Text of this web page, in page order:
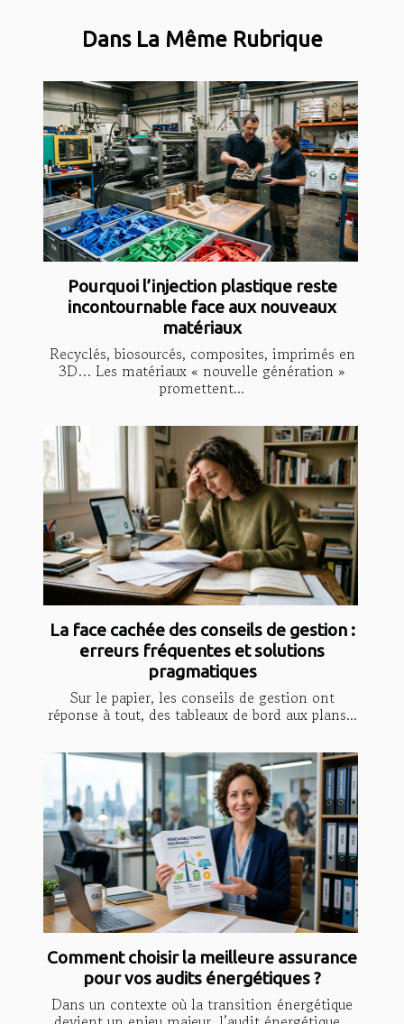
Dans La Même Rubrique
Pourquoi l’injection plastique reste
incontournable face aux nouveaux
matériaux
Recyclés, biosourcés, composites, imprimés en
3D… Les matériaux « nouvelle génération »
promettent...
La face cachée des conseils de gestion :
erreurs fréquentes et solutions
pragmatiques
Sur le papier, les conseils de gestion ont
réponse à tout, des tableaux de bord aux plans...
Comment choisir la meilleure assurance
pour vos audits énergétiques ?
Dans un contexte où la transition énergétique